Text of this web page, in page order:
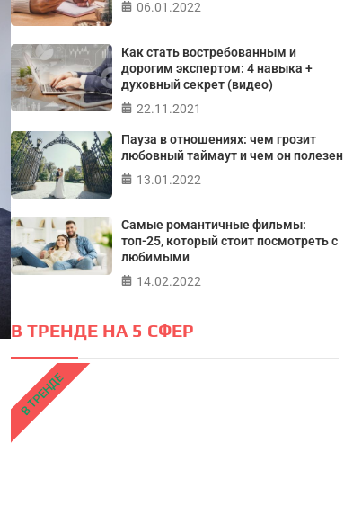
жизнь?
Онлайн тест на основе шкалы
локуса контроля Джулиана Роттера
06.01.2022
Как стать востребованным и
дорогим экспертом: 4 навыка +
духовный секрет (видео)
22.11.2021
Пауза в отношениях: чем грозит
любовный таймаут и чем он полезен
13.01.2022
Самые романтичные фильмы:
топ-25, который стоит посмотреть с
любимыми
14.02.2022
В ТРЕНДЕ НА 5 СФЕР
В ТРЕНДЕ